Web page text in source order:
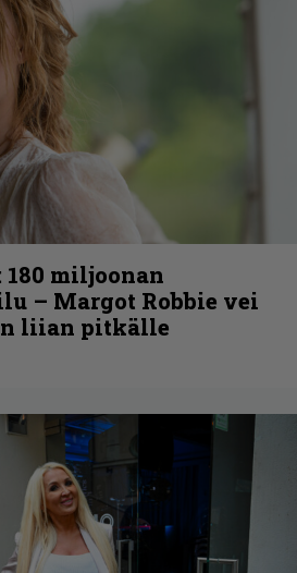
miljoonan
– Margot Robbie vei
liian pitkälle